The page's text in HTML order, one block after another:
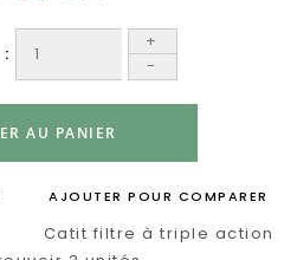
+
-
AU PANIER
AJOUTER POUR COMPARER
Catit filtre à triple action